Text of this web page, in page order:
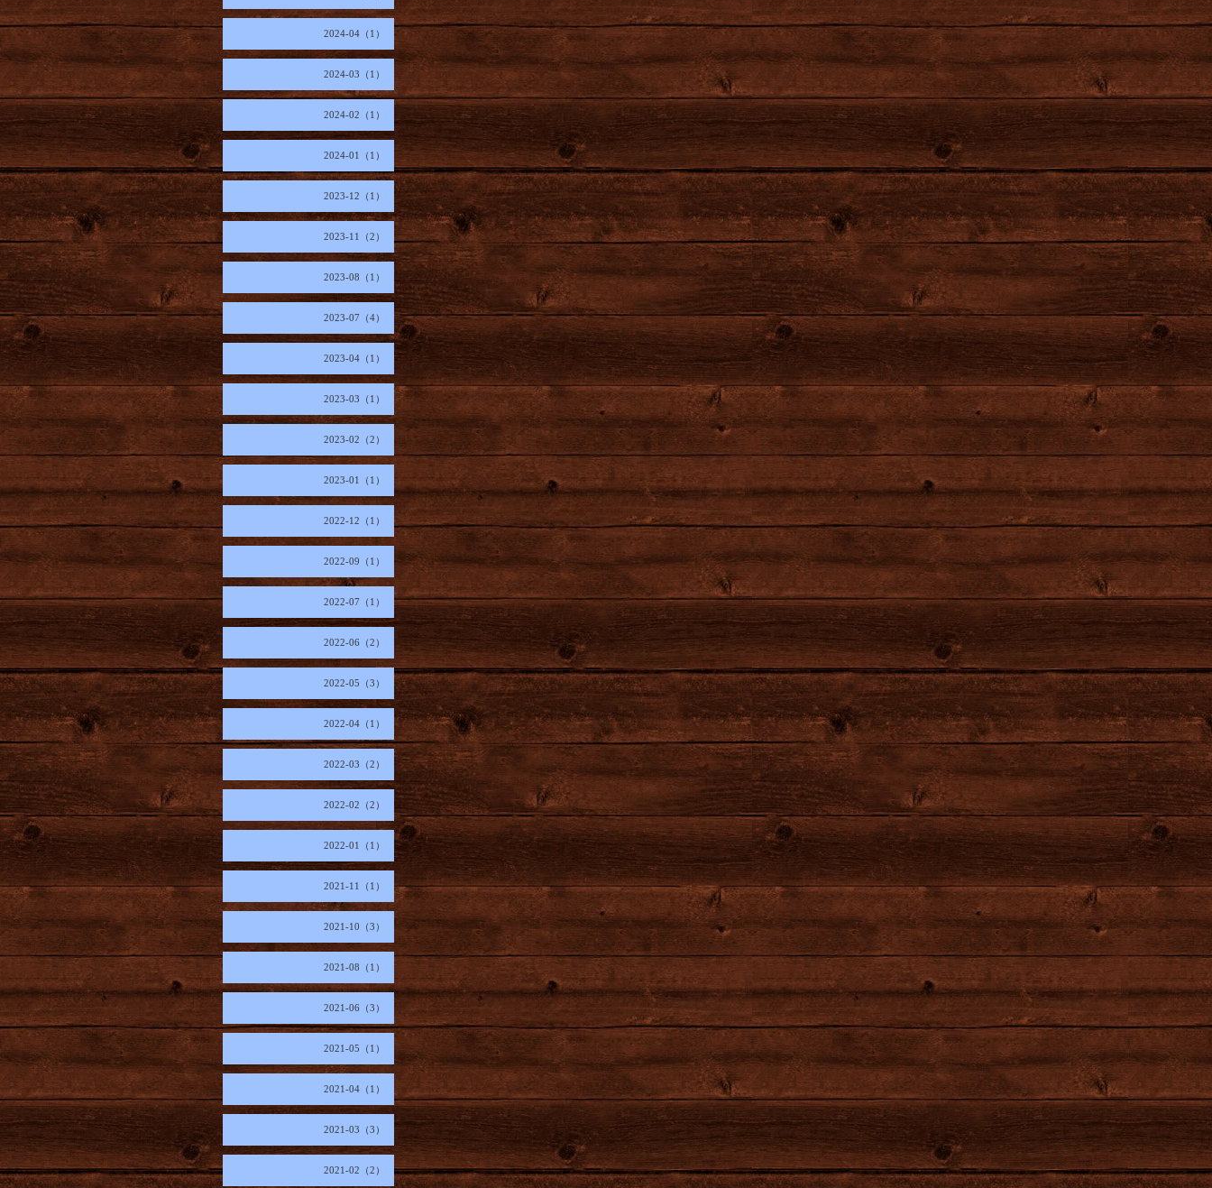
2024-04（1）
2024-03（1）
2024-02（1）
2024-01（1）
2023-12（1）
2023-11（2）
2023-08（1）
2023-07（4）
2023-04（1）
2023-03（1）
2023-02（2）
2023-01（1）
2022-12（1）
2022-09（1）
2022-07（1）
2022-06（2）
2022-05（3）
2022-04（1）
2022-03（2）
2022-02（2）
2022-01（1）
2021-11（1）
2021-10（3）
2021-08（1）
2021-06（3）
2021-05（1）
2021-04（1）
2021-03（3）
2021-02（2）